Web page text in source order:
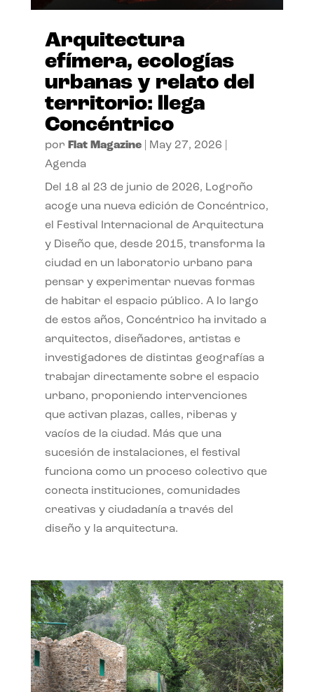
Arquitectura
efímera, ecologías
urbanas y relato del
territorio: llega
Concéntrico
por Flat Magazine| May 27, 2026
Agenda
Del 18 al 23 de junio de 2026, Logroño
acoge una nueva edición de Concéntrico,
el Festival Internacional de Arquitectura
y Diseño que, desde 2015, transforma la
ciudad en un laboratorio urbano para
pensar y experimentar nuevas formas
de habitar el espacio público. A lo largo
de estos años, Concéntrico ha invitado a
arquitectos, diseñadores, artistas e
investigadores de distintas geografías a
trabajar directamente sobre el espacio
urbano, proponiendo intervenciones
que activan plazas, calles, riberas y
vacíos de la ciudad. Más que una
sucesión de instalaciones, el festival
funciona como un proceso colectivo que
conecta instituciones, comunidades
creativas y ciudadanía a través del
diseño y la arquitectura.